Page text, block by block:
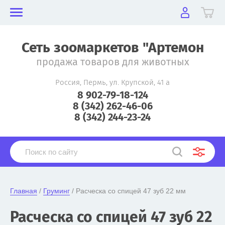
Сеть зоомаркетов "Артемон
продажа товаров для животных
Россия, Пермь, ул. Крупской, 41 а
8 902-79-18-124
8 (342) 262-46-06
8 (342) 244-23-24
Главная / Груминг / Расческа со спицей 47 зуб 22 мм
Расческа со спицей 47 зуб 22